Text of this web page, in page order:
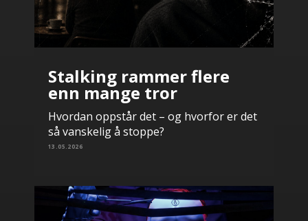
Stalking rammer flere
enn mange tror
Hvordan oppstår det – og hvorfor er det
så vanskelig å stoppe?
13.05.2026